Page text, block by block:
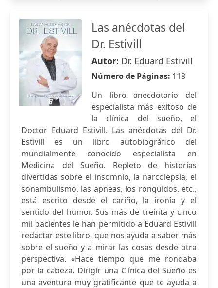
Las anécdotas del
Dr. Estivill
Autor: Dr. Eduard Estivill
Número de Páginas: 118
Un libro anecdotario del
especialista más exitoso de
la clínica del sueño, el
Doctor Eduard Estivill. Las anécdotas del Dr.
Estivill es un libro autobiográfico del
mundialmente conocido especialista en
Medicina del Sueño. Repleto de historias
divertidas sobre el insomnio, la narcolepsia, el
sonambulismo, las apneas, los ronquidos, etc.,
está escrito desde el cariño, la ironía y el
sentido del humor. Sus más de treinta y cinco
mil pacientes le han permitido a Eduard Estivill
redactar este libro, que nos ayuda a saber más
sobre el sueño y a mirar las cosas desde otra
perspectiva. «Hace tiempo que me rondaba
por la cabeza. Dirigir una Clínica del Sueño es
una aventura muy gratificante que te ayuda a